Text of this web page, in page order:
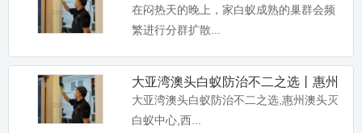
丨惠州西区白蚁防治公司
在闷热天的晚上，家白蚁成熟的巢群会频
繁进行分群扩散...
大亚湾澳头白蚁防治不二之选丨惠州
澳头灭白蚁中心
大亚湾澳头白蚁防治不二之选,惠州澳头灭
白蚁中心,西...